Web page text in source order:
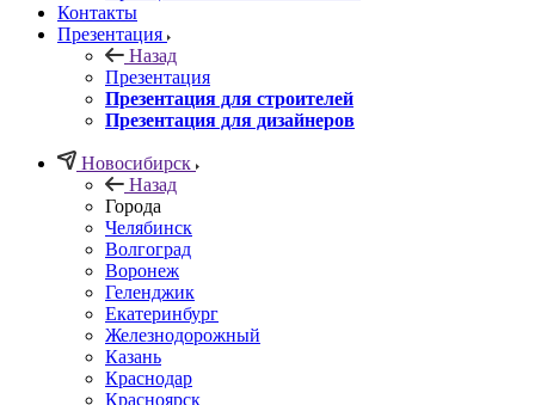
Контакты
Презентация
Назад
Презентация
Презентация для строителей
Презентация для дизайнеров
Новосибирск
Назад
Города
Челябинск
Волгоград
Воронеж
Геленджик
Екатеринбург
Железнодорожный
Казань
Краснодар
Красноярск